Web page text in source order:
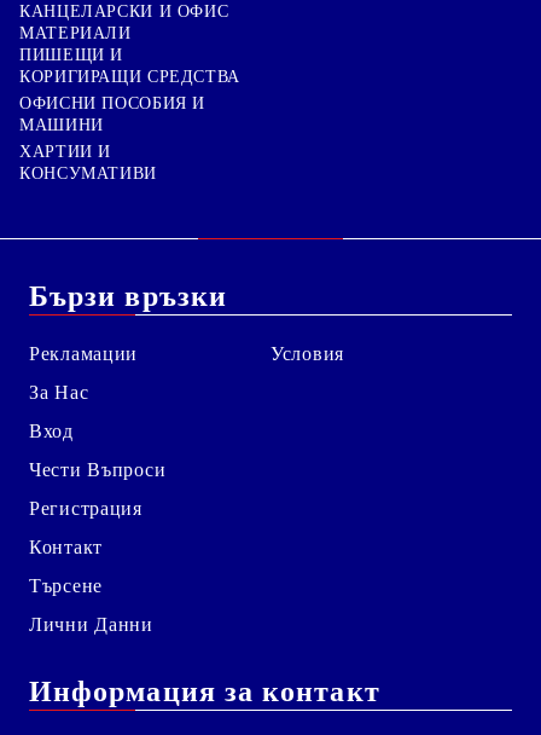
КАНЦЕЛАРСКИ И ОФИС
МАТЕРИАЛИ
ПИШЕЩИ И
КОРИГИРАЩИ СРЕДСТВА
ОФИСНИ ПОСОБИЯ И
МАШИНИ
ХАРТИИ И
КОНСУМАТИВИ
Бързи връзки
Рекламации
За Нас
Вход
Чести Въпроси
Регистрация
Контакт
Търсене
Лични Данни
Условия
Информация за контакт